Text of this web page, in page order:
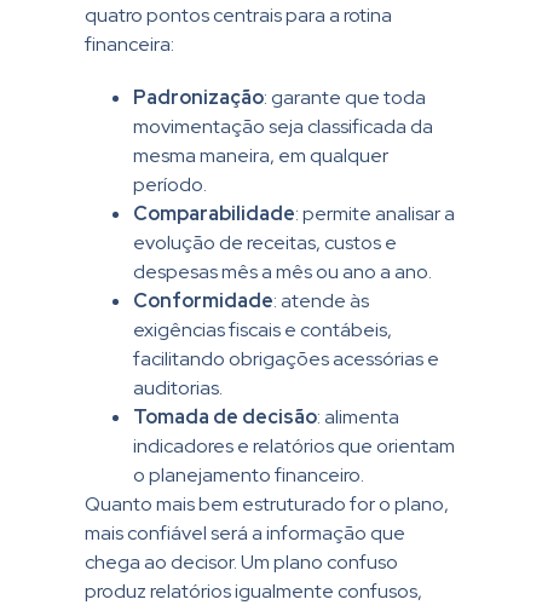
quatro pontos centrais para a rotina
financeira:
Padronização: garante que toda
movimentação seja classificada da
mesma maneira, em qualquer
período.
Comparabilidade: permite analisar a
evolução de receitas, custos e
despesas mês a mês ou ano a ano.
Conformidade: atende às
exigências fiscais e contábeis,
facilitando obrigações acessórias e
auditorias.
Tomada de decisão: alimenta
indicadores e relatórios que orientam
o planejamento financeiro.
Quanto mais bem estruturado for o plano,
mais confiável será a informação que
chega ao decisor. Um plano confuso
produz relatórios igualmente confusos,